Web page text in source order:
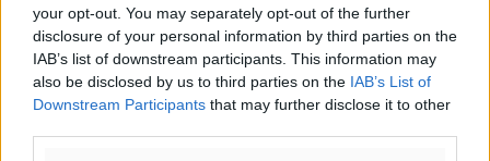
your opt-out. You may separately opt-out of the further
disclosure of your personal information by third parties on the
IAB’s list of downstream participants. This information may
also be disclosed by us to third parties on the IAB’s List of
Downstream Participants that may further disclose it to other
Γ.Σ. Διαγόρας: Στα «κυανέρυθρα» ο Janni Pembe
Αθλητικά• πριν 2 ώρες